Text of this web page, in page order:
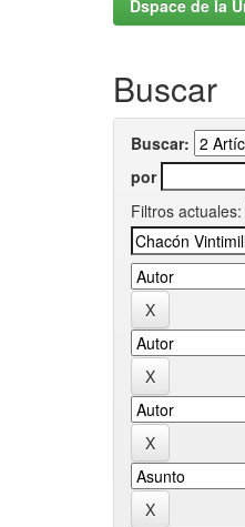
Dspace de la
Buscar
Buscar:
por
Filtros actuales: